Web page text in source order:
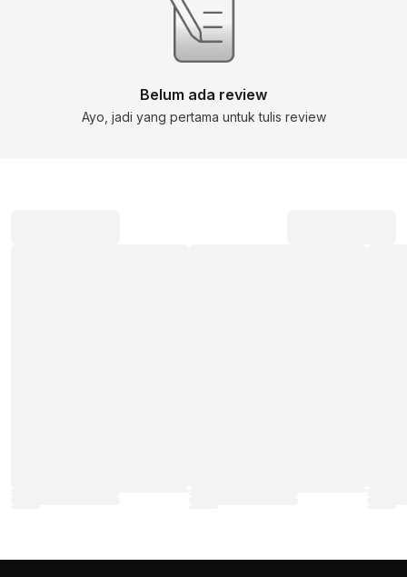
Belum ada review
Ayo, jadi yang pertama untuk tulis review